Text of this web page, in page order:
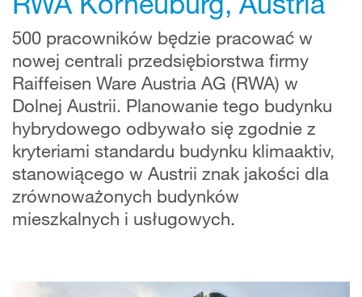
500 pracowników będzie pracować w
nowej centrali przedsiębiorstwa firmy
Raiffeisen Ware Austria AG (RWA) w
Dolnej Austrii. Planowanie tego budynku
hybrydowego odbywało się zgodnie z
kryteriami standardu budynku klimaaktiv,
stanowiącego w Austrii znak jakości dla
zrównoważonych budynków
mieszkalnych i usługowych.